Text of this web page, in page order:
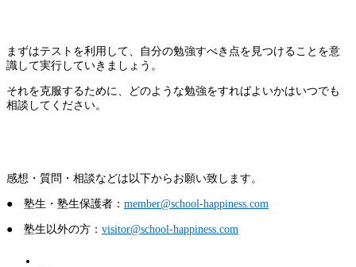
まずはテストを利用して、自分の勉強すべき点を見つけることを意
識して実行していきましょう。
それを克服するために、どのような勉強をすればよいかはいつでも
相談してください。
感想・質問・相談などは以下からお願い致します。
● 塾生・塾生保護者： member@school-happiness.com
● 塾生以外の方： visitor@school-happiness.com